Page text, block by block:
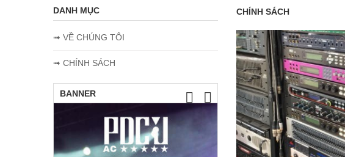
CHÍNH SÁCH
DANH MỤC
➟ VỀ CHÚNG TÔI
➟ CHÍNH SÁCH
BANNER